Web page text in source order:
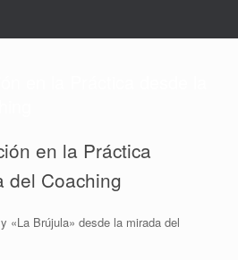
en la Práctica
del Coaching
«La Brújula» desde la mirada del